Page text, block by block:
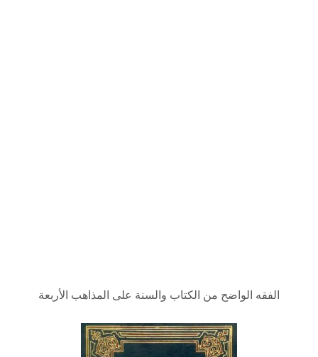
الفقه الواضح من الكتاب والسنة على المذاهب الأربعة